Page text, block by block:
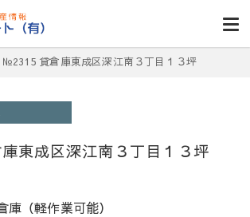
務
画
№2315 貸倉庫東成区深江南３丁目１３坪
東成区深江南３丁目１３坪
（軽作業可能）